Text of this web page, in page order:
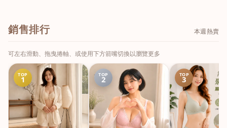
銷售排行 本週熱賣
可左右滑動、拖曳捲軸、或使用下方箭嘴切換以瀏覽更多
TOP
1 TOP
2 TOP
3